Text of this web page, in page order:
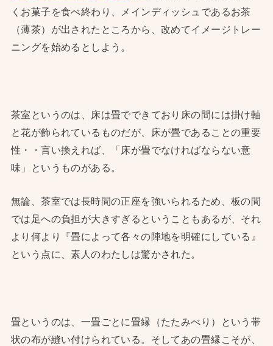
くお菓子を食べ終わり、メインディッシュであるお茶
（薄茶）が出されたところから、改めてイメージトレー
ニングを始めるとしよう。
茶室というのは、床は畳でできており床の間には掛け軸
と花が飾られているものだが、床が畳であることの重要
性・・言い換えれば、「床が畳でなければならない意
味」というものがある。
無論、茶室では長時間の正座を強いられるため、板の間
では足への負担が大きすぎるということもあるが、それ
より何より『畳によって各々の陣地を明確にしている』
という点に、素人のわたしは驚かされた。
畳というのは、一畳ごとに畳縁（たたみべり）という帯
状の布が縫い付けられている。そしてあの畳縁こそが、